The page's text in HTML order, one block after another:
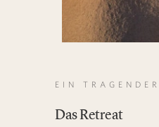
EIN
Das Retreat